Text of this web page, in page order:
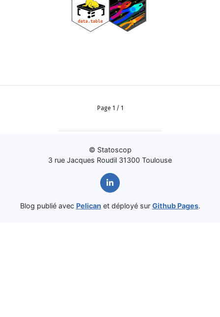
Page 1 / 1
© Statoscop
3 rue Jacques Roudil 31300 Toulouse
Blog publié avec Pelican et déployé sur Github Pages.